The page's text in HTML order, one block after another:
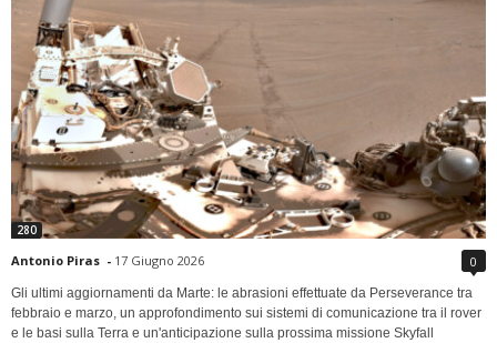
280
Antonio Piras - 17 Giugno 2026 0
Gli ultimi aggiornamenti da Marte: le abrasioni effettuate da Perseverance tra
febbraio e marzo, un approfondimento sui sistemi di comunicazione tra il rover
e le basi sulla Terra e un'anticipazione sulla prossima missione Skyfall